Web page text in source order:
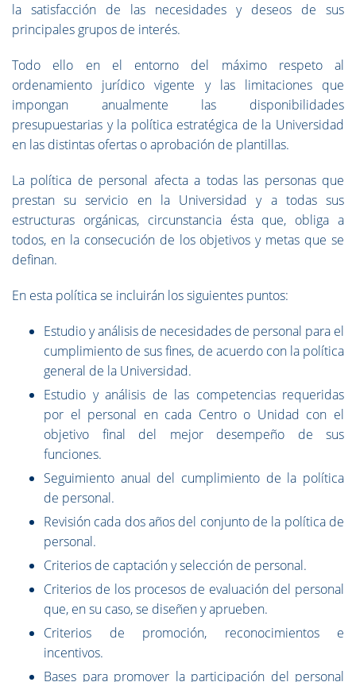
la satisfacción de las necesidades y deseos de sus
principales grupos de interés.
Todo ello en el entorno del máximo respeto al
ordenamiento jurídico vigente y las limitaciones que
impongan anualmente las disponibilidades
presupuestarias y la política estratégica de la Universidad
en las distintas ofertas o aprobación de plantillas.
La política de personal afecta a todas las personas que
prestan su servicio en la Universidad y a todas sus
estructuras orgánicas, circunstancia ésta que, obliga a
todos, en la consecución de los objetivos y metas que se
definan.
En esta política se incluirán los siguientes puntos:
Estudio y análisis de necesidades de personal para el
cumplimiento de sus fines, de acuerdo con la política
general de la Universidad.
Estudio y análisis de las competencias requeridas
por el personal en cada Centro o Unidad con el
objetivo final del mejor desempeño de sus
funciones.
Seguimiento anual del cumplimiento de la política
de personal.
Revisión cada dos años del conjunto de la política de
personal.
Criterios de captación y selección de personal.
Criterios de los procesos de evaluación del personal
que, en su caso, se diseñen y aprueben.
Criterios de promoción, reconocimientos e
incentivos.
Bases para promover la participación del personal